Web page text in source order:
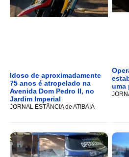
Idoso de aproximadamente
75 anos é atropelado na
Avenida Dom Pedro II, no
Jardim Imperial
JORNAL ESTÂNCIA de ATIBAIA
uma